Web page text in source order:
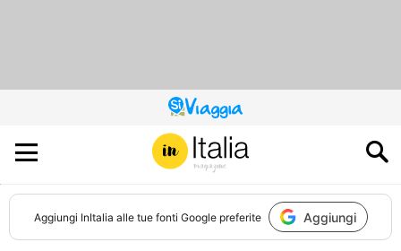
QUESTO
SITO
CONTRIBUISCE
ALL’AUDIENCE
DI
Aggiungi InItalia alle tue fonti Google preferite Aggiungi